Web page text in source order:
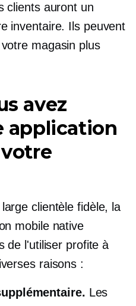
clients auront un
inventaire. Ils peuvent
magasin plus
avez
application
clientèle fidèle, la
mobile native
de l'utiliser profite à
raisons :
Les